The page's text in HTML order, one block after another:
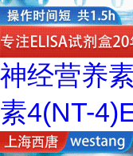
神经营养
素4(NT-